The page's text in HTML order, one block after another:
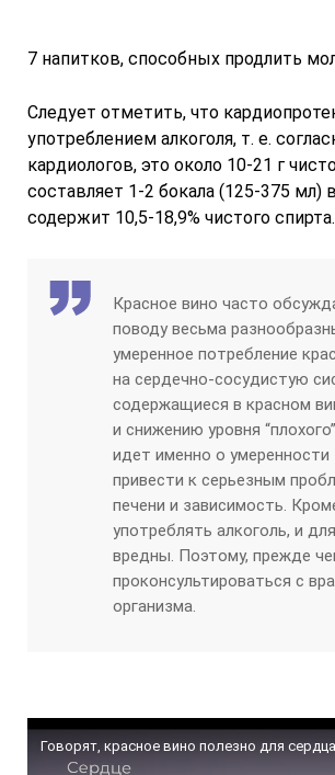
7 напитков, способных продлить
Следует отметить, что
употреблением алкоголя, т. е.
кардиологов, это около 10-21 г
составляет 1-2 бокала (125-375
содержит 10,5-18,9% чистого спирта.
Красное вино часто
поводу весьма
умеренное потребление
на сердечно-сосудистую
содержащиеся в красном
и снижению уровня
идет именно о
привести к серьезным
печени и зависимость.
употреблять алкоголь, и
вредны. Поэтому, прежде
проконсультироваться с
организма.
Говорят, красное вино полезно для